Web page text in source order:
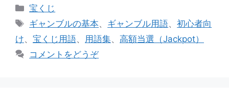
カ
テ
ゴ
リ
ー
宝くじ
タ
グ
ギャンブルの基本、 ギャンブル用語、初心者向
け、 宝くじ用語、 用語集、 高額当選（Jackpot）
コメントをどうぞ